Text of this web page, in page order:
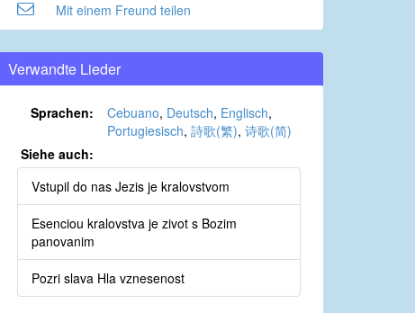
Mit einem Freund teilen
Verwandte Lieder
Sprachen: Cebuano, Deutsch, Englisch,
Portugiesisch, 詩歌(繁), 诗歌(简)
Siehe auch:
Vstupil do nas Jezis je kralovstvom
Esenciou kralovstva je zivot s Bozim
panovanim
Pozri slava Hla vznesenost